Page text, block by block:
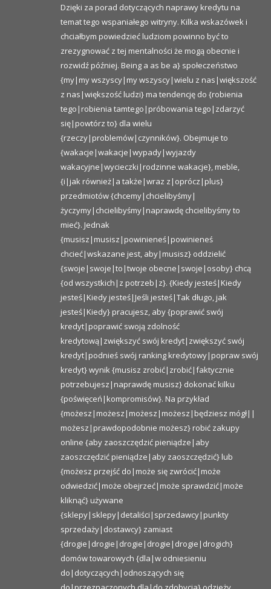
Dzięki za porad dotyczących naprawy kredytu na
temat tego wspaniałego witryny. Kilka wskazówek i
chciałbym powiedzieć ludziom powinno być to
zrezygnować z tej mentalności że mogą obecnie i
rozwidź później. Being a as be a} społeczeństwo
{my|my wszyscy|my wszyscy|wielu z nas|większość
z nas|większość ludzi} ma tendencję do {robienia
tego|robienia tamtego|próbowania tego|zdarzyć
się|powtórz to} dla wielu
{rzeczy|problemów|czynników}. Obejmuje to
{wakacje|wakacje|wypady|wyjazdy
wakacyjne|wycieczki|rodzinne wakacje}, meble,
{i|jak również|a także|wraz z|oprócz|plus}
przedmiotów {chcemy|chcielibyśmy|
życzymy|chcielibyśmy|naprawdę chcielibyśmy to
mieć}. Jednak
{musisz|musisz|powinieneś|powinieneś
chcieć|wskazane jest, aby|musisz} oddzielić
{swoje|swoje|to|twoje obecne|swoje|osoby} chcą
{od wszystkich|z potrzeb|z}. {Kiedy jesteś|Kiedy
jesteś|Kiedy jesteś|Jeśli jesteś|Tak długo, jak
jesteś|Kiedy} pracujesz, aby {poprawić swój
kredyt|poprawić swoją zdolność
kredytową|zwiększyć swój kredyt|zwiększyć swój
kredyt|podnieś swój ranking kredytowy|popraw swój
kredyt} wynik {musisz zrobić|zrobić|faktycznie
potrzebujesz|naprawdę musisz} dokonać kilku
{poświęceń|kompromisów}. Na przykład
{możesz|możesz|możesz|możesz|będziesz mógł||
możesz|prawdopodobnie możesz} robić zakupy
online {aby zaoszczędzić pieniądze|aby
zaoszczędzić pieniądze|aby zaoszczędzić} lub
{możesz przejść do|może się zwrócić|może
odwiedzić|może obejrzeć|może sprawdzić|może
kliknąć} używane
{sklepy|sklepy|detaliści|sprzedawcy|punkty
sprzedaży|dostawcy} zamiast
{drogie|drogie|drogie|drogie|drogie|drogich}
domów towarowych {dla|w odniesieniu
do|dotyczących|odnoszących się